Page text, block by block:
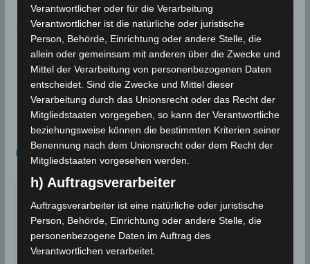
Tunesien: Wetterprognose für Donnerstag und Fre
itag (13./14. Februar 2020) – Bewölkt, verhältnismä
ßig mild
Wettercam: Facebook-Umfrage beendet – 61 Proz
ent der Mitleser entschieden sich für Schwarz-wei
ß in der Nacht
Das könnte dir auch gefallen
Verantwortlicher oder für die Verarbeitung
Verantwortlicher ist die natürliche oder juristische
Person, Behörde, Einrichtung oder andere Stelle, die
allein oder gemeinsam mit anderen über die Zwecke und
Mittel der Verarbeitung von personenbezogenen Daten
entscheidet. Sind die Zwecke und Mittel dieser
Verarbeitung durch das Unionsrecht oder das Recht der
Mitgliedstaaten vorgegeben, so kann der Verantwortliche
beziehungsweise können die bestimmten Kriterien seiner
Benennung nach dem Unionsrecht oder dem Recht der
Mitgliedstaaten vorgesehen werden.
h) Auftragsverarbeiter
Auftragsverarbeiter ist eine natürliche oder juristische
Person, Behörde, Einrichtung oder andere Stelle, die
personenbezogene Daten im Auftrag des
Verantwortlichen verarbeitet.